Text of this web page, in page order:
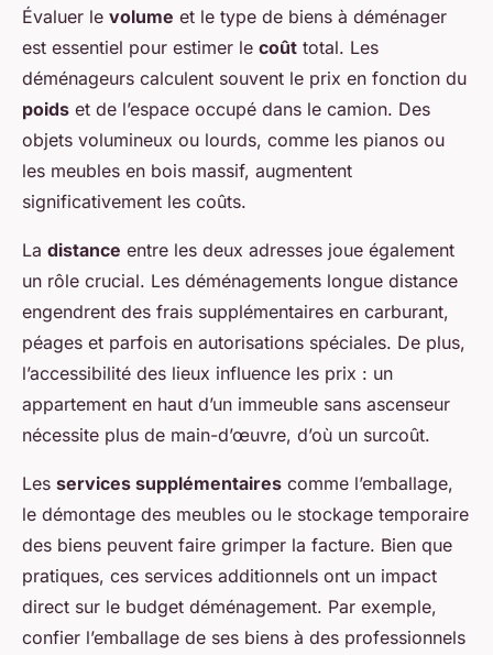
Évaluer le volume et le type de biens à déménager
est essentiel pour estimer le coût total. Les
déménageurs calculent souvent le prix en fonction du
poids et de l’espace occupé dans le camion. Des
objets volumineux ou lourds, comme les pianos ou
les meubles en bois massif, augmentent
significativement les coûts.
La distance entre les deux adresses joue également
un rôle crucial. Les déménagements longue distance
engendrent des frais supplémentaires en carburant,
péages et parfois en autorisations spéciales. De plus,
l’accessibilité des lieux influence les prix : un
appartement en haut d’un immeuble sans ascenseur
nécessite plus de main-d’œuvre, d’où un surcoût.
Les services supplémentaires comme l’emballage,
le démontage des meubles ou le stockage temporaire
des biens peuvent faire grimper la facture. Bien que
pratiques, ces services additionnels ont un impact
direct sur le budget déménagement. Par exemple,
confier l’emballage de ses biens à des professionnels